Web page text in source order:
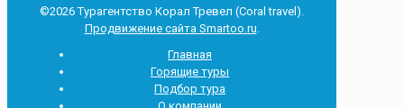
©2026 Турагентство Корал Тревел (Сoral travel).
Продвижение сайта Smartoo.ru
Главная
Горящие туры
Подбор тура